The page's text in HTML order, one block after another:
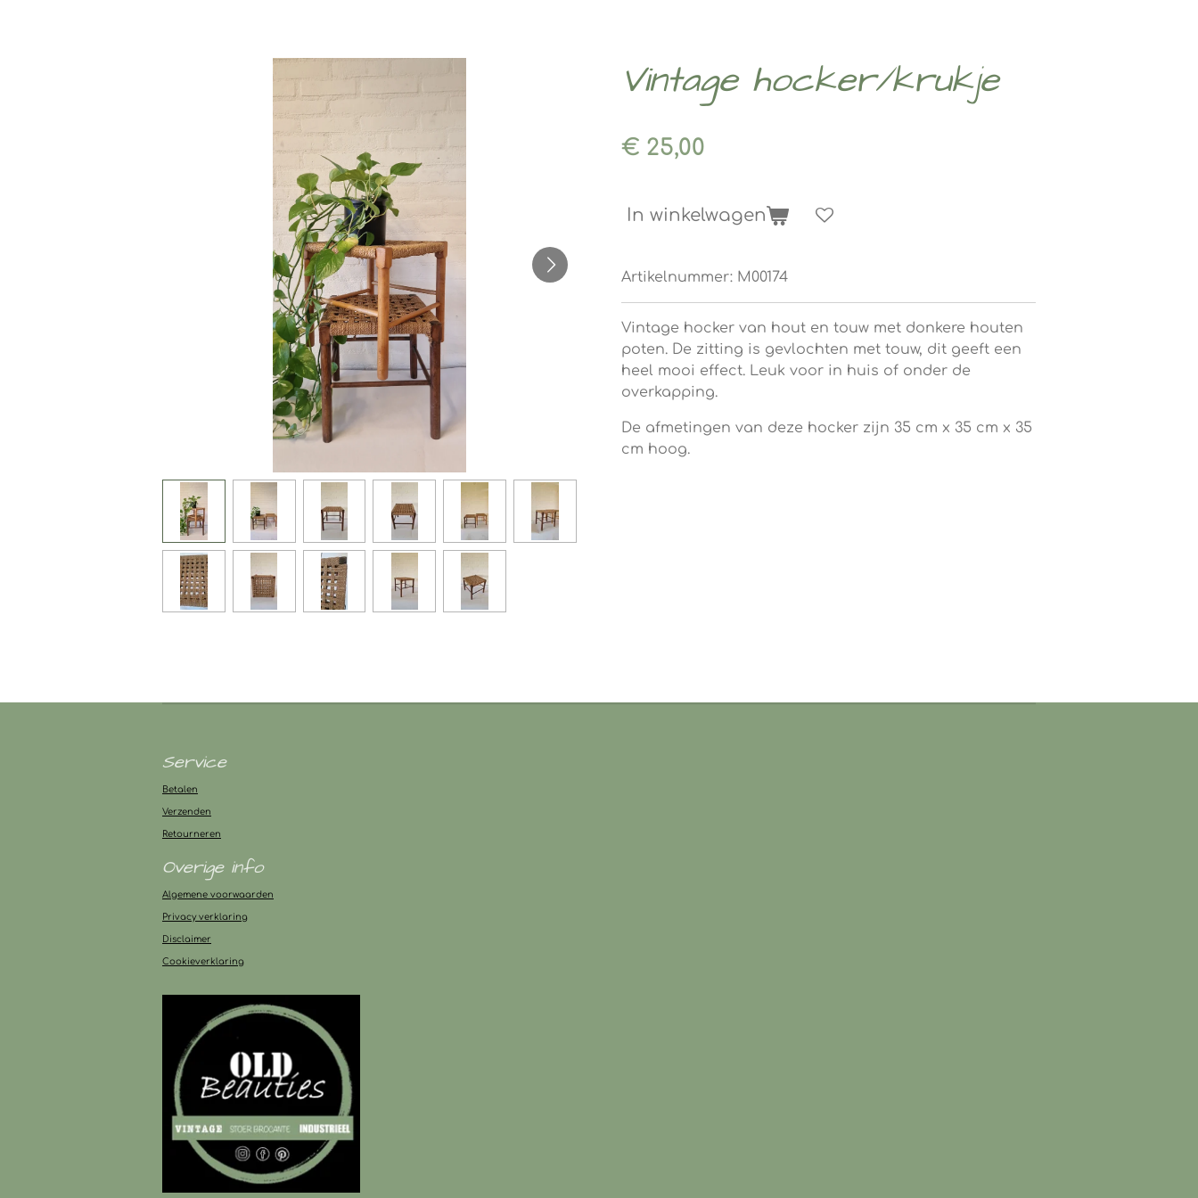
Vintage hocker/krukje
€ 25,00
In winkelwagen
Artikelnummer: M00174
Vintage hocker van hout en touw met donkere houten
poten. De zitting is gevlochten met touw, dit geeft een
heel mooi effect. Leuk voor in huis of onder de
overkapping.
De afmetingen van deze hocker zijn 35 cm x 35 cm x 35
cm hoog.
Service
Betalen
Verzenden
Retourneren
Overige info
Algemene voorwaarden
Privacy verklaring
Disclaimer
Cookieverklaring